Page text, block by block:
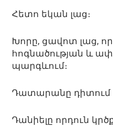
Հետո եկան լաց։
Խորը, ցավոտ լաց,
հոգնածության և
պարգևում։
Դատարանը դիտում
Դանիելը որդուն